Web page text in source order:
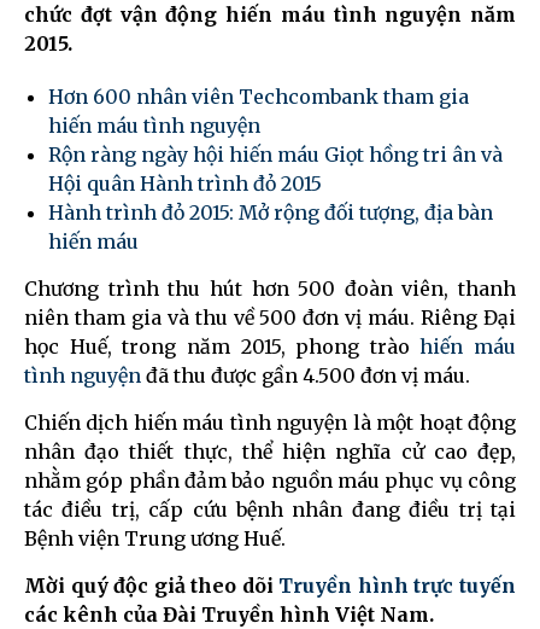
chức đợt vận động hiến máu tình nguyện năm
2015.
Hơn 600 nhân viên Techcombank tham gia
hiến máu tình nguyện
Rộn ràng ngày hội hiến máu Giọt hồng tri ân và
Hội quân Hành trình đỏ 2015
Hành trình đỏ 2015: Mở rộng đối tượng, địa bàn
hiến máu
Chương trình thu hút hơn 500 đoàn viên, thanh
niên tham gia và thu về 500 đơn vị máu. Riêng Đại
học Huế, trong năm 2015, phong tràohiến máu
tình nguyện đã thu được gần 4.500 đơn vị máu.
Chiến dịch hiến máu tình nguyện là một hoạt động
nhân đạo thiết thực, thể hiện nghĩa cử cao đẹp,
nhằm góp phần đảm bảo nguồn máu phục vụ công
tác điều trị, cấp cứu bệnh nhân đang điều trị tại
Bệnh viện Trung ương Huế.
Mời quý độc giả theo dõi Truyền hình trực tuyến
các kênh của Đài Truyền hình Việt Nam.